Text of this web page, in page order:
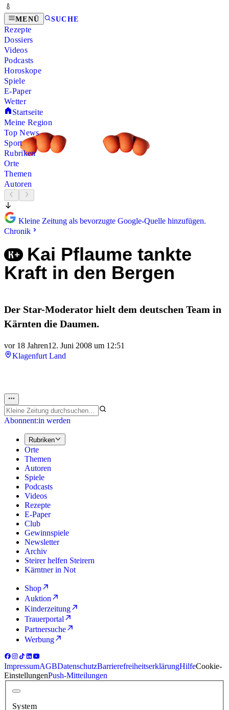
MENÜ SUCHE
Rezepte
Dossiers
Videos
Podcasts
Horoskope
Spiele
E-Paper
Wetter
Startseite
Meine Region
Top News
Sport
Rubriken
Orte
Themen
Autoren
Kleine Zeitung als bevorzugte Google-Quelle hinzufügen.
Chronik
Kai Pflaume tankte
Kraft in den Bergen
Der Star-Moderator hielt dem deutschen Team in
Kärnten die Daumen.
vor 18 Jahren12. Juni 2008 um 12:51
Klagenfurt Land
Abonnent:in werden
Rubriken
Orte
Themen
Autoren
Spiele
Podcasts
Videos
Rezepte
E-Paper
Club
Gewinnspiele
Newsletter
Archiv
Steirer helfen Steirern
Kärntner in Not
Shop
Auktion
Kinderzeitung
Trauerportal
Partnersuche
Werbung
ImpressumAGBDatenschutzBarrierefreiheitserklärungHilfeCookie-
EinstellungenPush-Mitteilungen
System